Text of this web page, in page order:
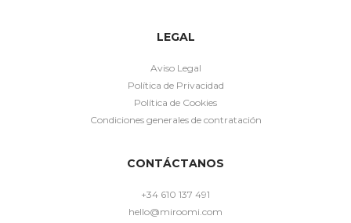
LEGAL
Aviso Legal
Política de Privacidad
Política de Cookies
Condiciones generales de contratación
CONTÁCTANOS
+34 610 137 491
hello@miroomi.com